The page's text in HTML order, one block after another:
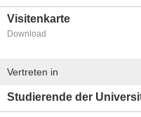
Visitenkarte
Download
Vertreten in
Studierende der